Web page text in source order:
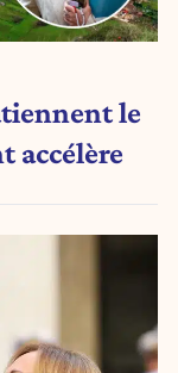
le
accélère